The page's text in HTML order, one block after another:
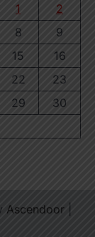
1
2
8
9
15
16
22
23
29
30
Ascendoor